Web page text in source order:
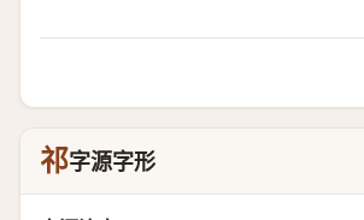
祁字源字形